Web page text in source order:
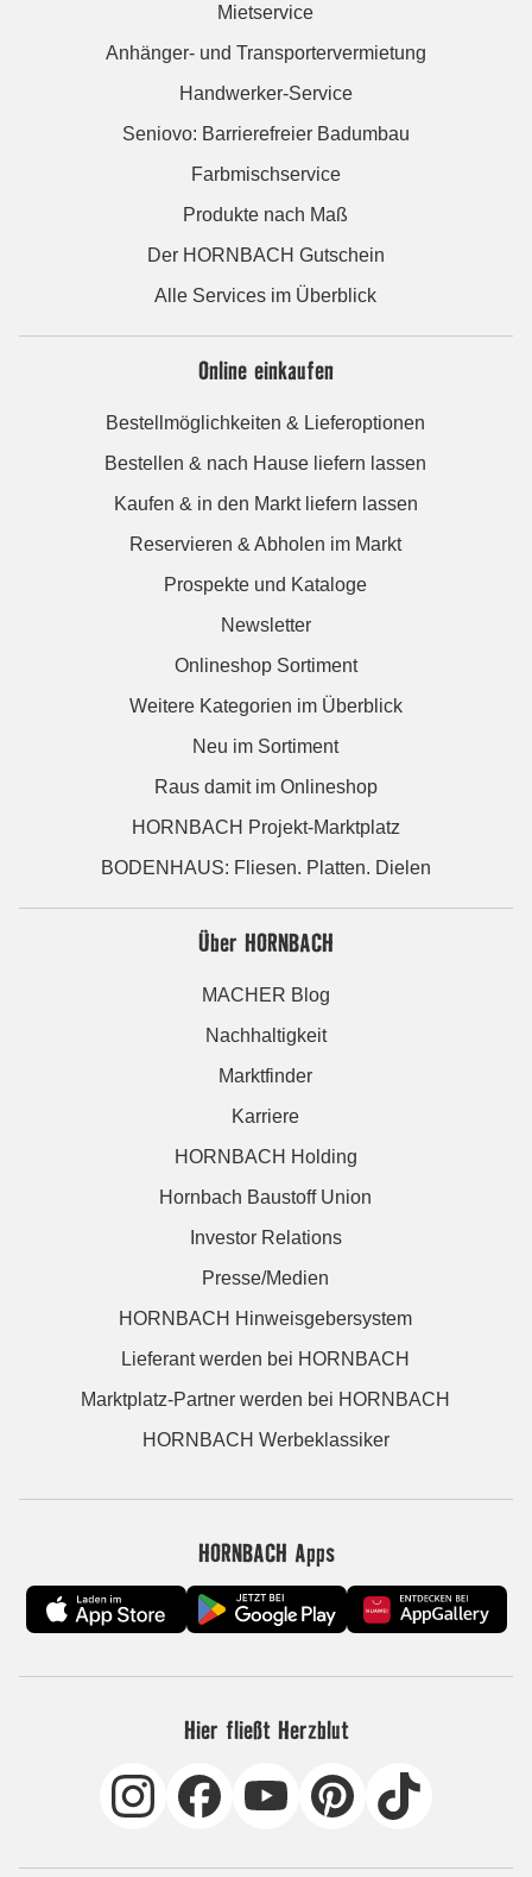
Mietservice
Anhänger- und Transportervermietung
Handwerker-Service
Seniovo: Barrierefreier Badumbau
Farbmischservice
Produkte nach Maß
Der HORNBACH Gutschein
Alle Services im Überblick
Online einkaufen
Bestellmöglichkeiten & Lieferoptionen
Bestellen & nach Hause liefern lassen
Kaufen & in den Markt liefern lassen
Reservieren & Abholen im Markt
Prospekte und Kataloge
Newsletter
Onlineshop Sortiment
Weitere Kategorien im Überblick
Neu im Sortiment
Raus damit im Onlineshop
HORNBACH Projekt-Marktplatz
BODENHAUS: Fliesen. Platten. Dielen
Über HORNBACH
MACHER Blog
Nachhaltigkeit
Marktfinder
Karriere
HORNBACH Holding
Hornbach Baustoff Union
Investor Relations
Presse/Medien
HORNBACH Hinweisgebersystem
Lieferant werden bei HORNBACH
Marktplatz-Partner werden bei HORNBACH
HORNBACH Werbeklassiker
HORNBACH Apps
Hier fließt Herzblut